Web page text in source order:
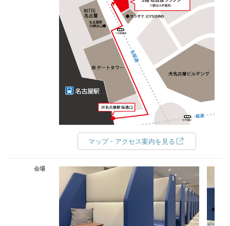
マップ・アクセス案内を見る
会場